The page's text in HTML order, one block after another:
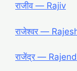
राजीव ― Rajiv
राजेश्वर ―
राजेंद्र ―